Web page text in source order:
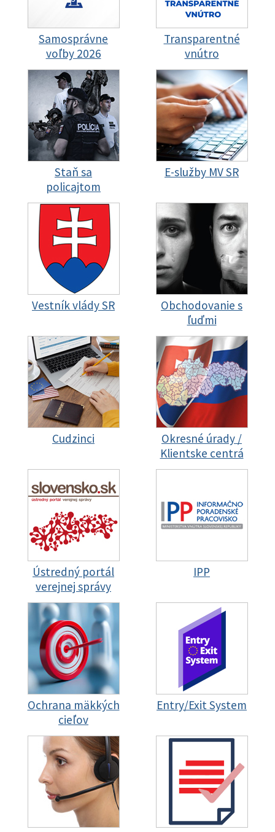
Samosprávne
voľby 2026
Transparentné
vnútro
Staň sa
policajtom
E-služby MV SR
Vestník vlády SR
Obchodovanie s
ľuďmi
Cudzinci
Okresné úrady /
Klientske centrá
Ústredný portál
verejnej správy
IPP
Ochrana mäkkých
cieľov
Entry/Exit System